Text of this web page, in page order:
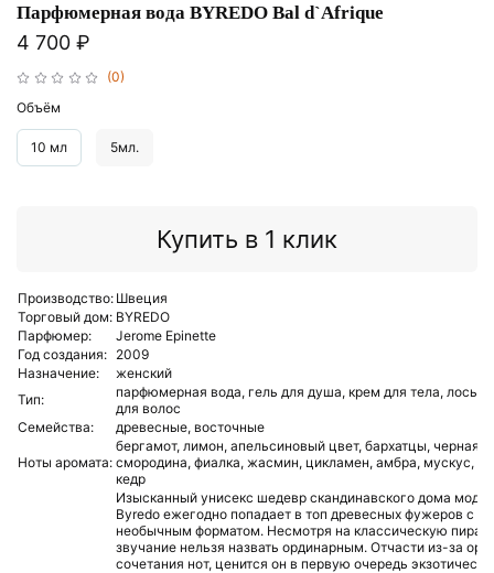
(0)
Парфюмерная вода BYREDO Bal d`Afrique
4 700 ₽
Купить в 1 клик
Объём
10 мл 5мл.
Производство: Швеция
Торговый дом: BYREDO
Парфюмер:
Jerome Epinette
Год создания: 2009
Назначение:
женский
Тип:
парфюмерная вода, гель для душа, крем для тела,
для волос
Семейства:
древесные, восточные
Ноты аромата:
бергамот, лимон, апельсиновый цвет, бархатцы, черная
смородина, фиалка, жасмин, цикламен, амбра, мускус,
кедр
Изысканный унисекс шедевр скандинавского дома моды
Byredo ежегодно попадает в топ древесных фужеров с
необычным форматом. Несмотря на классическую
звучание нельзя назвать ординарным. Отчасти из-за
сочетания нот, ценится он в первую очередь